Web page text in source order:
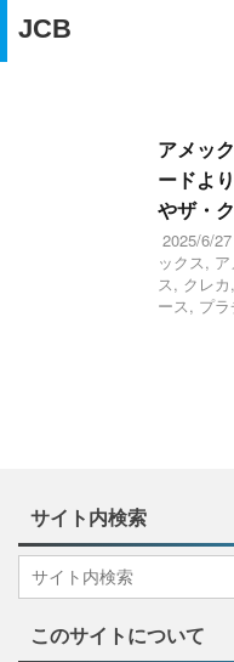
JCB
アメッ
ードよ
やザ・
2025/6/27
ックス,
ス, クレカ,
ース, プ
サイト内検索
このサイトについて